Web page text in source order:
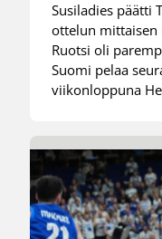
Susiladies päätti
ottelun
Ruotsi oli
Suomi pelaa
viikonloppuna